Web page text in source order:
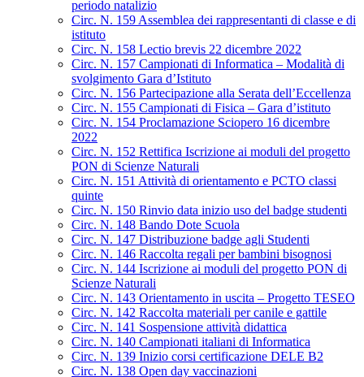
periodo natalizio
Circ. N. 159 Assemblea dei rappresentanti di classe e di
istituto
Circ. N. 158 Lectio brevis 22 dicembre 2022
Circ. N. 157 Campionati di Informatica – Modalità di
svolgimento Gara d’Istituto
Circ. N. 156 Partecipazione alla Serata dell’Eccellenza
Circ. N. 155 Campionati di Fisica – Gara d’istituto
Circ. N. 154 Proclamazione Sciopero 16 dicembre
2022
Circ. N. 152 Rettifica Iscrizione ai moduli del progetto
PON di Scienze Naturali
Circ. N. 151 Attività di orientamento e PCTO classi
quinte
Circ. N. 150 Rinvio data inizio uso del badge studenti
Circ. N. 148 Bando Dote Scuola
Circ. N. 147 Distribuzione badge agli Studenti
Circ. N. 146 Raccolta regali per bambini bisognosi
Circ. N. 144 Iscrizione ai moduli del progetto PON di
Scienze Naturali
Circ. N. 143 Orientamento in uscita – Progetto TESEO
Circ. N. 142 Raccolta materiali per canile e gattile
Circ. N. 141 Sospensione attività didattica
Circ. N. 140 Campionati italiani di Informatica
Circ. N. 139 Inizio corsi certificazione DELE B2
Circ. N. 138 Open day vaccinazioni